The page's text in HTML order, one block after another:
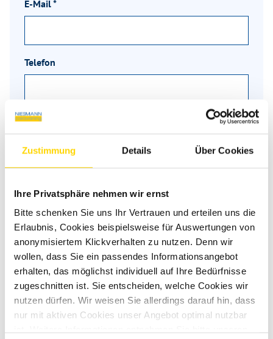
Zustimmung Details Über Cookies
Ihre Privatsphäre nehmen wir ernst
Bitte schenken Sie uns Ihr Vertrauen und erteilen uns die
Erlaubnis, Cookies beispielsweise für Auswertungen von
anonymisiertem Klickverhalten zu nutzen. Denn wir
wollen, dass Sie ein passendes Informationsangebot
erhalten, das möglichst individuell auf Ihre Bedürfnisse
zugeschnitten ist. Sie entscheiden, welche Cookies wir
nutzen dürfen. Wir weisen Sie allerdings darauf hin, dass
nur mit aktiven Cookies unser Angebot optimal nutzbar
E-Mail*
Telefon
Nachricht
Felder mit * sind Pflichtfelder!